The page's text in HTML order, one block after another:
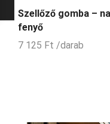
Szellőző gomba –
fenyő
7 125 Ft /darab